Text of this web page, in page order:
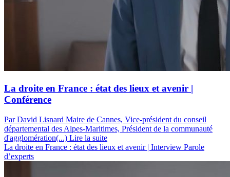
La droite en France : état des lieux et avenir |
Conférence
Par David Lisnard Maire de Cannes, Vice-président du conseil
départemental des Alpes-Maritimes, Président de la communauté
d'agglomération(...) Lire la suite
La droite en France : état des lieux et avenir | Interview Parole
d’experts